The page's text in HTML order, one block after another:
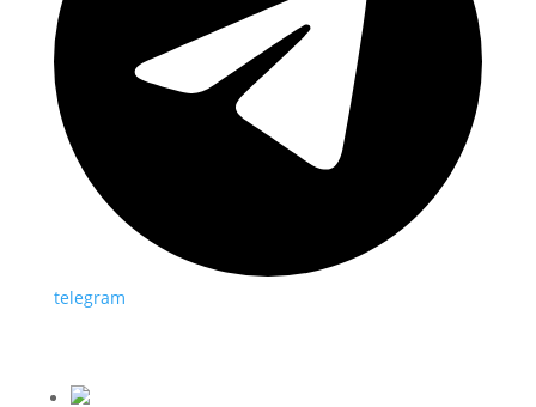
telegram